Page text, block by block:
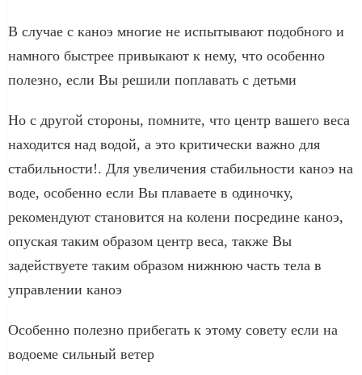
В случае с каноэ многие не испытывают подобного и
намного быстрее привыкают к нему, что особенно
полезно, если Вы решили поплавать с детьми
Но с другой стороны, помните, что центр вашего веса
находится над водой, а это критически важно для
стабильности!. Для увеличения стабильности каноэ на
воде, особенно если Вы плаваете в одиночку,
рекомендуют становится на колени посредине каноэ,
опуская таким образом центр веса, также Вы
задействуете таким образом нижнюю часть тела в
управлении каноэ
Особенно полезно прибегать к этому совету если на
водоеме сильный ветер